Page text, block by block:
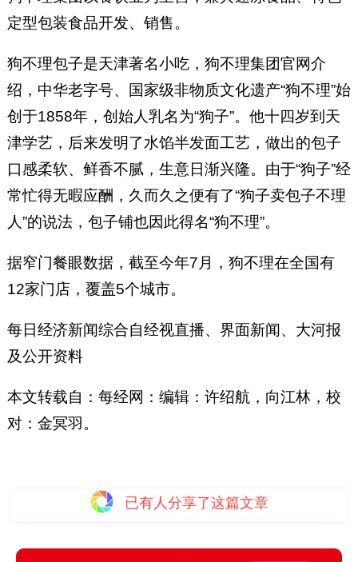
定型包装食品开发、销售。
狗不理包子是天津著名小吃，狗不理集团官网介
绍，中华老字号、国家级非物质文化遗产“狗不理”始
创于1858年，创始人乳名为“狗子”。他十四岁到天
津学艺，后来发明了水馅半发面工艺，做出的包子
口感柔软、鲜香不腻，生意日渐兴隆。由于“狗子”经
常忙得无暇应酬，久而久之便有了“狗子卖包子不理
人”的说法，包子铺也因此得名“狗不理”。
据窄门餐眼数据，截至今年7月，狗不理在全国有
12家门店，覆盖5个城市。
每日经济新闻综合自经视直播、界面新闻、大河报
及公开资料
本文转载自：每经网：编辑：许绍航，向江林，校
对：金冥羽。
已有人分享了这篇文章